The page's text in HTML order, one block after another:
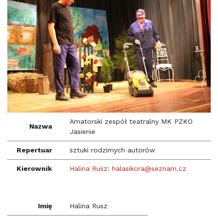
Nazwa
Amatorski zespół teatralny MK PZKO
Jasienie
Repertuar sztuki rodzimych autorów
Kierownik Halina Rusz: halasikora@seznam.cz
Imię Halina Rusz